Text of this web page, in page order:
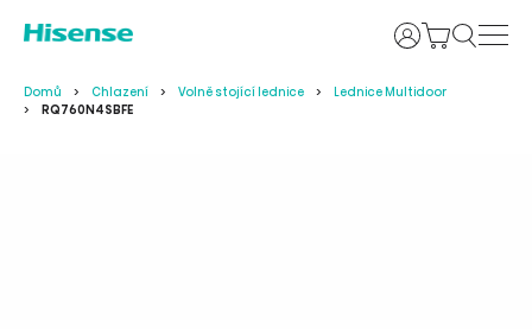
Uživatelské
Domů Chlazení Volně stojící lednice
Lednice Multidoor
RQ760N4SBFE